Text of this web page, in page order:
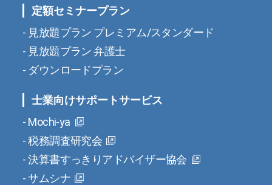
定額セミナープラン
見放題プラン プレミアム/スタンダード
見放題プラン 弁護士
ダウンロードプラン
士業向けサポートサービス
Mochi-ya
税務調査研究会
決算書すっきりアドバイザー協会
サムシナ